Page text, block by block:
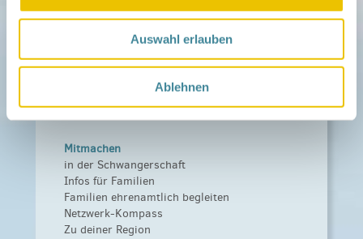
Auswahl erlauben
Ablehnen
› Zum Regionalnetzwerk ...
Mitmachen
in der Schwangerschaft
Infos für Familien
Familien ehrenamtlich begleiten
Netzwerk-Kompass
Zu deiner Region